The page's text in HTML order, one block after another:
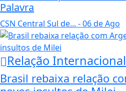
Palavra
CSN Central Sul de... - 06 de Ago
Relação Internacional
Brasil rebaixa relação